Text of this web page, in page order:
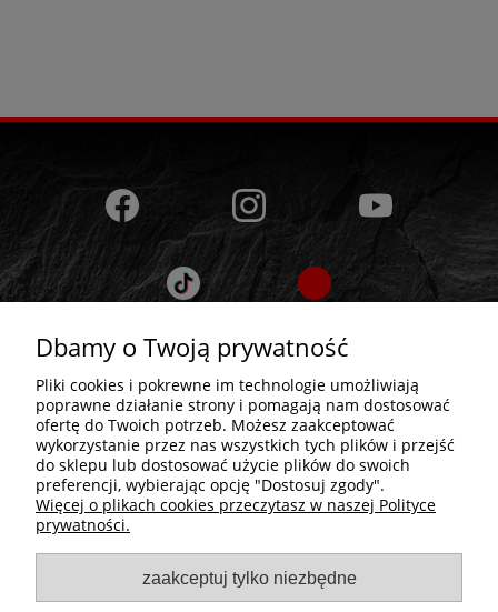
pokaż pełną wersję strony
Dbamy o Twoją prywatność
Pliki cookies i pokrewne im technologie umożliwiają
poprawne działanie strony i pomagają nam dostosować
ofertę do Twoich potrzeb. Możesz zaakceptować
wykorzystanie przez nas wszystkich tych plików i przejść
do sklepu lub dostosować użycie plików do swoich
preferencji, wybierając opcję "Dostosuj zgody".
Więcej o plikach cookies przeczytasz w naszej Polityce
prywatności.
zaakceptuj tylko niezbędne